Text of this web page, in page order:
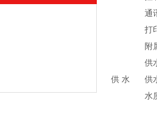
通
打
附
供 水
供
供
水